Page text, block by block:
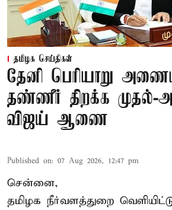
தமிழக செய்திகள்
தேனி பெரியாறு
தண்ணீர் திறக்க முதல்-
விஜய் ஆணை
Published on: 07 Aug 2026, 12:47 pm
சென்னை,
தமிழக நீர்வளத்துறை